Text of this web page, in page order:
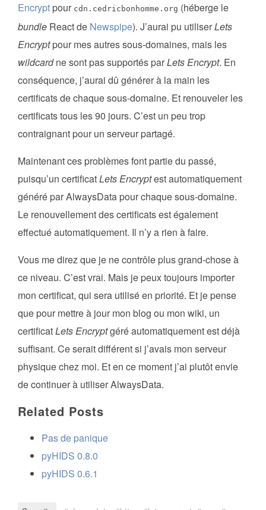
Encrypt pour cdn.cedricbonhomme.org (héberge le
bundle React de Newspipe). J’aurai pu utiliserLets
Encryptpour mes autres sous-domaines, mais les
wildcardne sont pas supportés parLets Encrypt. En
conséquence, j’aurai dû générer à la main les
certificats de chaque sous-domaine. Et renouveler les
certificats tous les 90 jours. C’est un peu trop
contraignant pour un serveur partagé.
Maintenant ces problèmes font partie du passé,
puisqu’un certificatLets Encryptest automatiquement
généré par AlwaysData pour chaque sous-domaine.
Le renouvellement des certificats est également
effectué automatiquement. Il n’y a rien à faire.
Vous me direz que je ne contrôle plus grand-chose à
ce niveau. C’est vrai. Mais je peux toujours importer
mon certificat, qui sera utilisé en priorité. Et je pense
que pour mettre à jour mon blog ou mon wiki, un
certificatLets Encryptgéré automatiquement est déjà
suffisant. Ce serait différent si j’avais mon serveur
physique chez moi. Et en ce moment j’ai plutôt envie
de continuer à utiliser AlwaysData.
Related Posts
Pas de panique
pyHIDS 0.8.0
pyHIDS 0.6.1